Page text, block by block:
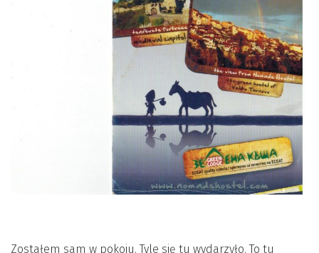
Zostałem sam w pokoju. Tyle się tu wydarzyło. To tu